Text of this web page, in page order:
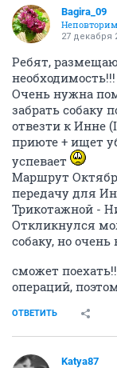
Bagira_09
27 декабря
Ребят,
необходимость!!!
Очень нужна
забрать собаку
отвезти к Инне
приюте + ищет
успевает
Маршрут
передачу для
Трикотажной -
Откликнулся
собаку, но
сможет
операций,
ОТВЕТИТЬ
Katya87